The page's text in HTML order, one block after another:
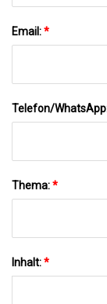
Email:*
Telefon/
Thema:*
Inhalt:*